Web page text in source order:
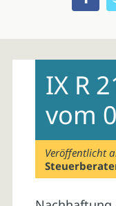
contentIX R
vom
Veröffentlicht